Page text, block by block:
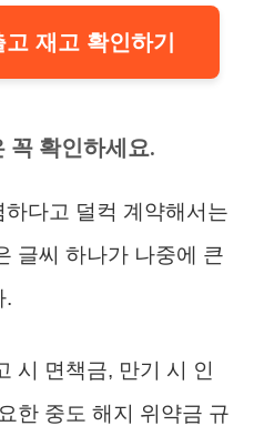
재고 확인하기
꼭 확인하세요.
다고 덜컥 계약해서는
글씨 하나가 나중에 큰
.
시 면책금, 만기 시 인
한 중도 해지 위약금 규